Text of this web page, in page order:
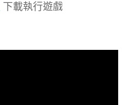
下載執行遊戲